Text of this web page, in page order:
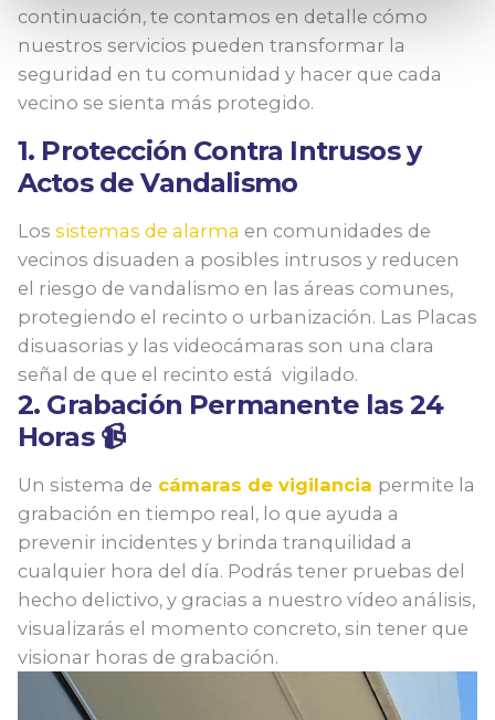
continuación, te contamos en detalle cómo
nuestros servicios pueden transformar la
seguridad en tu comunidad y hacer que cada
vecino se sienta más protegido.
1. Protección Contra Intrusos y
Actos de Vandalismo
Los sistemas de alarma en comunidades de
vecinos disuaden a posibles intrusos y reducen
el riesgo de vandalismo en las áreas comunes,
protegiendo el recinto o urbanización. Las Placas
disuasorias y las videocámaras son una clara
señal de que el recinto está vigilado.
2. Grabación Permanente las 24
Horas 📹
Un sistema de cámaras de vigilancia permite la
grabación en tiempo real, lo que ayuda a
prevenir incidentes y brinda tranquilidad a
cualquier hora del día. Podrás tener pruebas del
hecho delictivo, y gracias a nuestro vídeo análisis,
visualizarás el momento concreto, sin tener que
visionar horas de grabación.